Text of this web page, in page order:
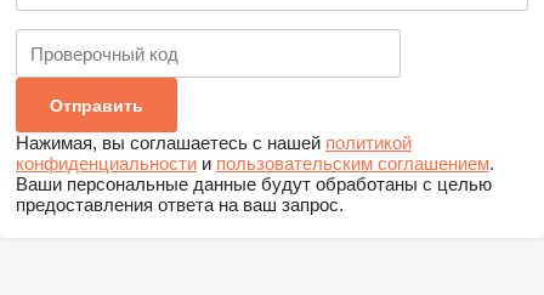
Нажимая, вы соглашаетесь с нашей политикой
конфиденциальности и пользовательским соглашением.
Ваши персональные данные будут обработаны с целью
предоставления ответа на ваш запрос.